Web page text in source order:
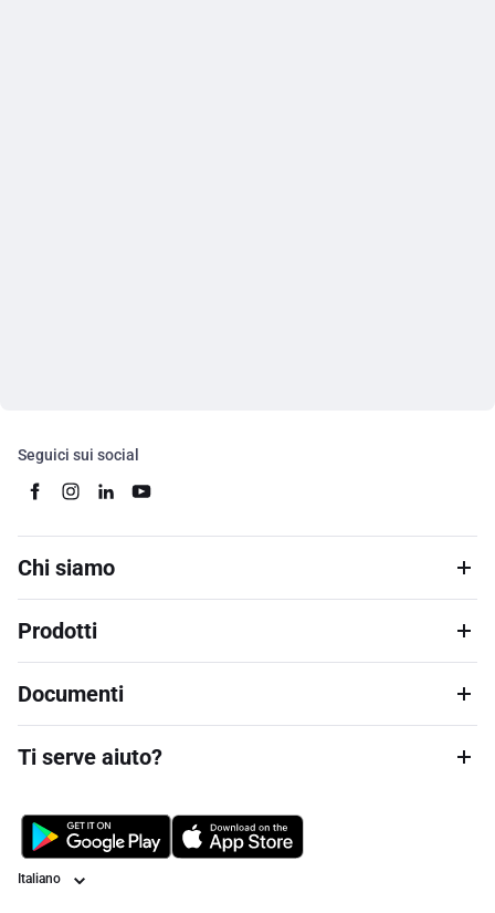
Seguici sui social
Chi siamo
Prodotti
Documenti
Ti serve aiuto?
Lingua